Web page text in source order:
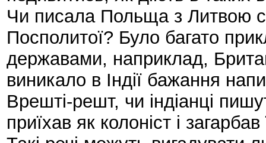
Чи писала Польща з Литвою
Посполитої? Було багато
державами, наприклад,
виникало в Індії бажання
Врешті-решт, чи індіанці
приїхав як колоніст і